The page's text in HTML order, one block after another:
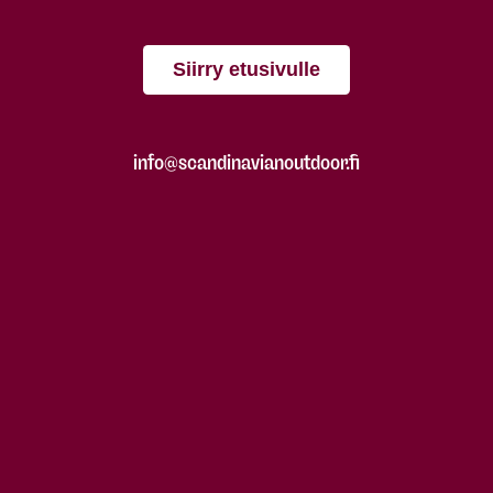
Siirry etusivulle
info@scandinavianoutdoor.fi